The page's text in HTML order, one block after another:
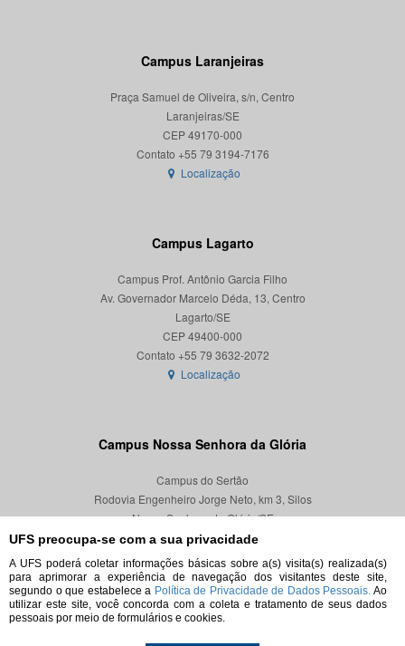
UFS preocupa-se com a sua privacidade
A UFS poderá coletar informações básicas sobre a(s) visita(s) realizada(s)
para aprimorar a experiência de navegação dos visitantes deste site,
segundo o que estabelece a Política de Privacidade de Dados Pessoais. Ao
utilizar este site, você concorda com a coleta e tratamento de seus dados
pessoais por meio de formulários e cookies.
Campus Laranjeiras
Praça Samuel de Oliveira, s/n, Centro
Laranjeiras/SE
CEP 49170-000
Localização
Campus Lagarto
Campus Prof. Antônio Garcia Filho
Av. Governador Marcelo Déda, 13, Centro
Lagarto/SE
CEP 49400-000
Localização
Campus Nossa Senhora da Glória
Campus do Sertão
Rodovia Engenheiro Jorge Neto, km 3, Silos
Nossa Senhora da Glória/SE
CEP 49680-000
Localização